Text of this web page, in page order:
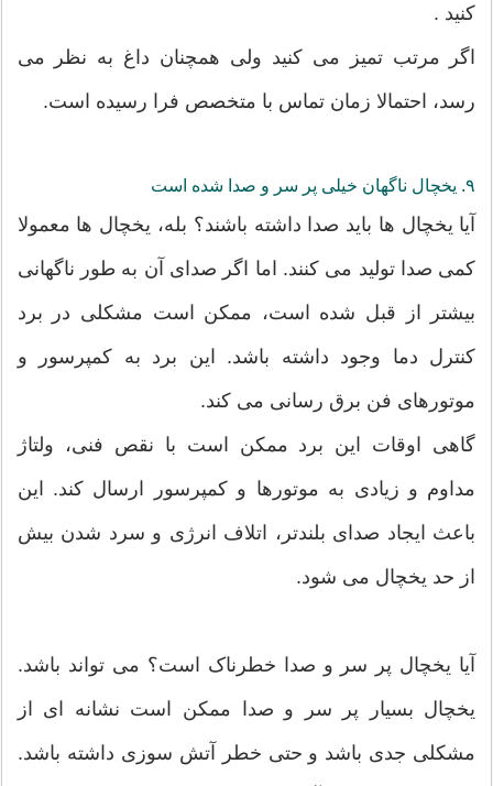
کنید .
اگر مرتب تمیز می کنید ولی همچنان داغ به نظر می
رسد، احتمالا زمان تماس با متخصص فرا رسیده است.
۹. یخچال ناگهان خیلی پر سر و صدا شده است
آیا یخچال ها باید صدا داشته باشند؟ بله، یخچال ها معمولا
کمی صدا تولید می کنند. اما اگر صدای آن به طور ناگهانی
بیشتر از قبل شده است، ممکن است مشکلی در برد
کنترل دما وجود داشته باشد. این برد به کمپرسور و
موتورهای فن برق رسانی می کند.
گاهی اوقات این برد ممکن است با نقص فنی، ولتاژ
مداوم و زیادی به موتورها و کمپرسور ارسال کند. این
باعث ایجاد صدای بلندتر، اتلاف انرژی و سرد شدن بیش
از حد یخچال می شود.
آیا یخچال پر سر و صدا خطرناک است؟ می تواند باشد.
یخچال بسیار پر سر و صدا ممکن است نشانه ای از
مشکلی جدی باشد و حتی خطر آتش سوزی داشته باشد.